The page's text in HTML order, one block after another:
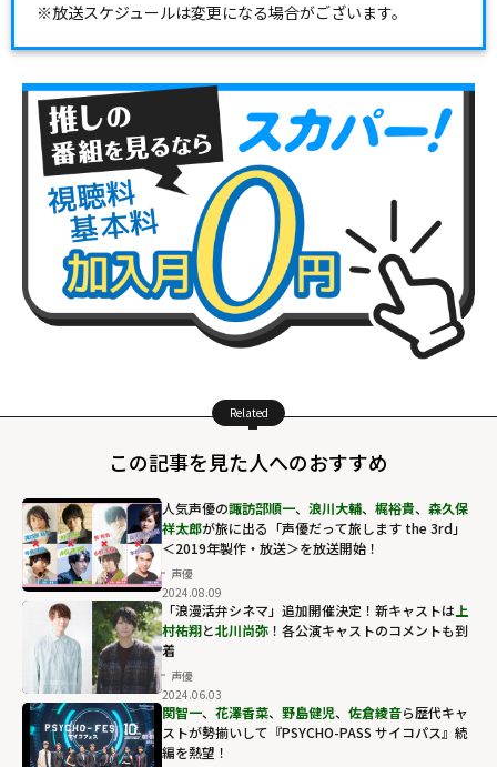
※放送スケジュールは変更になる場合がございます。
Related
この記事を見た人へのおすすめ
⼈気声優の諏訪部順⼀、 浪川⼤輔、 梶裕貴、 森久保
祥太郎が旅に出る「声優だって旅します the 3rd」
＜2019年製作・放送＞を放送開始！
声優
2024.08.09
「浪漫活弁シネマ」追加開催決定！新キャストは 上
村祐翔と北川尚弥 ！各公演キャストのコメントも到
着
声優
2024.06.03
関智一、 花澤香菜、 野島健児、 佐倉綾音ら歴代キャ
ストが勢揃いして『PSYCHO-PASS サイコパス』続
編を熱望！